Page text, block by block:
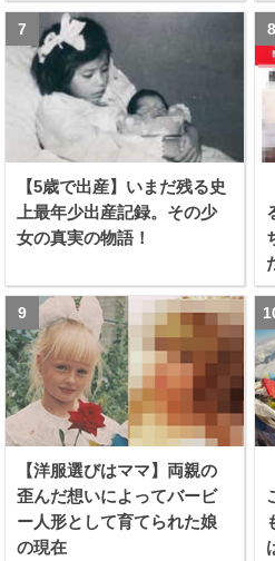
【5歳で出産】いまだ残る史
上最年少出産記録。その少
女の真実の物語！
【洋服選びはママ】両親の
歪んだ想いによってバービ
ー人形として育てられた娘
の現在